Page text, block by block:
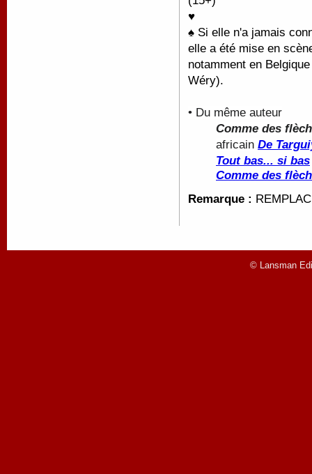
♥
♠ Si elle n'a jamais
elle a été mise en
notamment en
Wéry).
• Du même auteur
Comme des
africain De
Tout bas... si bas
Comme des
Remarque :
© Lansman